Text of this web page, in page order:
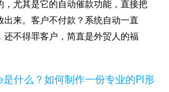
，尤其是它的自动催款功能，直接把
出来。客户不付款？系统自动一直
还不得罪客户，简直是外贸人的福